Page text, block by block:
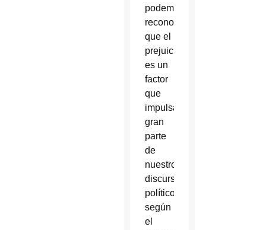
podemos
reconocer
que el
prejuicio
es un
factor
que
impulsa
gran
parte
de
nuestro
discurso
político”,
según
el